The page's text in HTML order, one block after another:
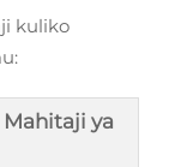
kuliko
ya